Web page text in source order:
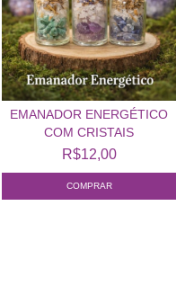
EMANADOR ENERGÉTICO
COM CRISTAIS
R$12,00
COMPRAR